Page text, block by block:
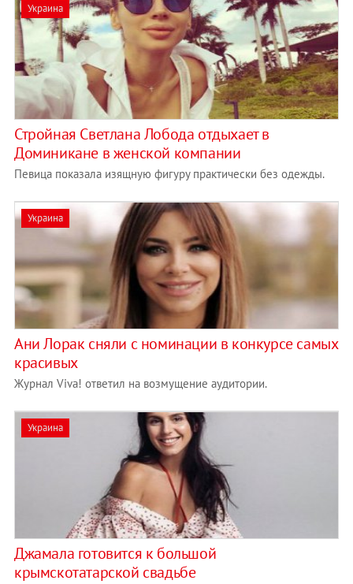
Украина
Стройная Светлана Лобода отдыхает в
Доминикане в женской компании
Певица показала изящную фигуру практически без одежды.
Украина
Ани Лорак сняли с номинации в конкурсе самых
красивых
Журнал Viva! ответил на возмущение аудитории.
Украина
Джамала готовится к большой
крымскотатарской свадьбе